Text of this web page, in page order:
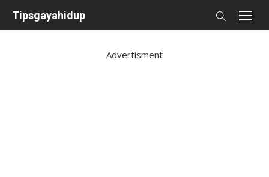
Tipsgayahidup
Advertisment